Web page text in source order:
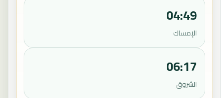
04:49
الإمساك
06:17
الشروق